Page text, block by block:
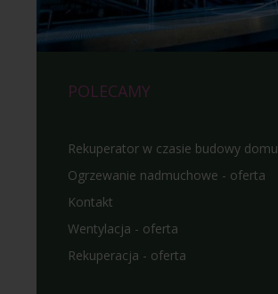
POLECAMY
Rekuperator w czasie budowy domu
Ogrzewanie nadmuchowe - oferta
Kontakt
Wentylacja - oferta
Rekuperacja - oferta